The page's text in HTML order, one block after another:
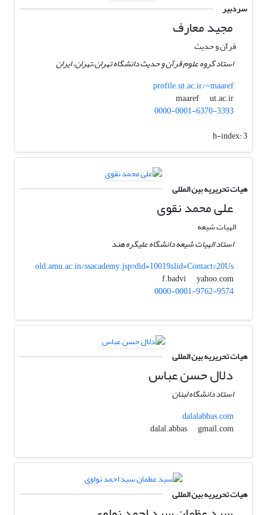
سردبیر
مجید معارف
قرآن و حدیث
استاد گروه علوم قرآن و حدیث دانشگاه تهران،تهران، ایران
profile.ut.ac.ir/~maaref
maaref
ut.ac.ir
0000-0001-6370-3393
h-index:3
هیات تحریریه بین المللی
علی محمد نقوی
الهیات شیعه
استاد الهیات شیعه دانشگاه علیگره هند
old.amu.ac.in/ssacademy.jsp?did=10019&lid=Contact%20Us
f.badvi
yahoo.com
0000-0001-9762-9574
هیات تحریریه بین المللی
دلال حسن عباس
استاد دانشگاه لبنان
dalalabbas.com
dalal.abbas
gmail.com
هیات تحریریه بین المللی